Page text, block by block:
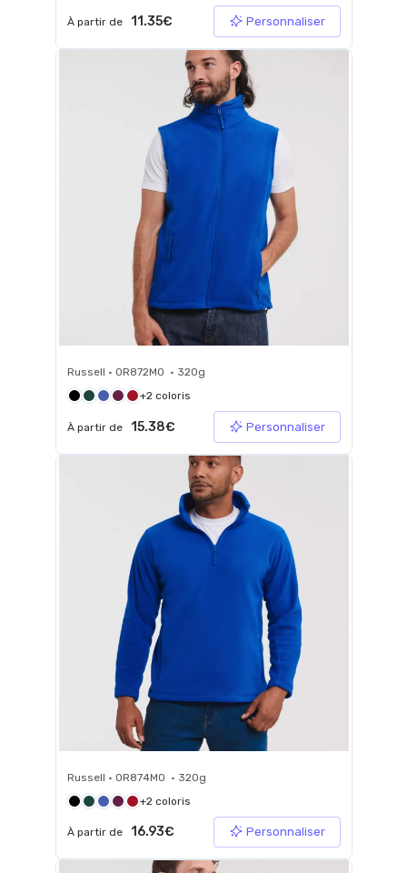
À partir de 11.35€ Personnaliser
Russell • 0R872M0 • 320g
+2 coloris
À partir de 15.38€ Personnaliser
Russell • 0R874M0 • 320g
+2 coloris
À partir de 16.93€ Personnaliser